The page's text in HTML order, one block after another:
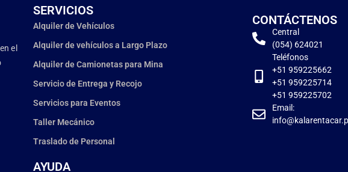
el
SERVICIOS
Alquiler de Vehículos
Alquiler de vehículos a Largo Plazo
Alquiler de Camionetas para Mina
Servicio de Entrega y Recojo
Servicios para Eventos
Taller Mecánico
Traslado de Personal
AYUDA
CONTÁCTENOS
Central
(054) 624021
Teléfonos
+51 959225662
+51 959225714
+51 959225702
Email: